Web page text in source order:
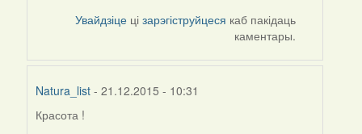
Увайдзіце цізарэгіструйцеся каб пакідаць
каментары.
Natura_list - 21.12.2015 - 10:31
In
Красота !